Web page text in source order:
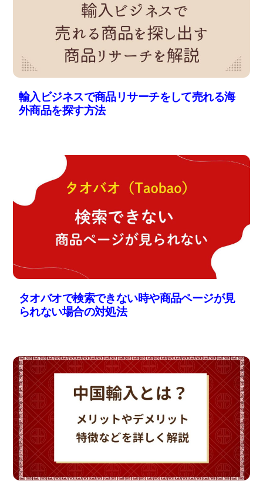
輸入ビジネスで商品リサーチをして売れる海
外商品を探す方法
タオバオで検索できない時や商品ページが見
られない場合の対処法